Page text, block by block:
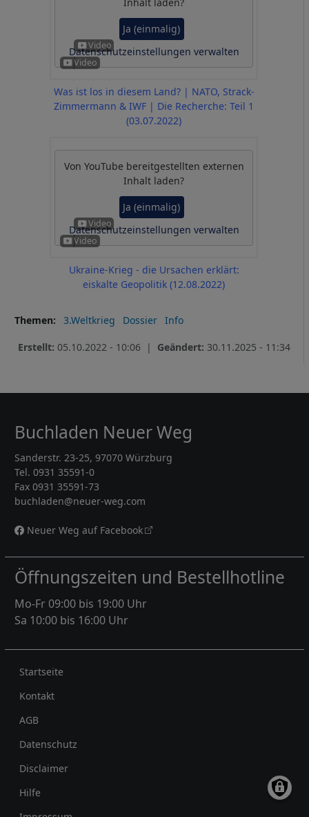
Ja (einmalig)
Datenschutzeinstellungen verwalten
Was ist los in diesem Land? | NATO, Strack-
Zimmermann & IWF | Die Recherche: Teil 1
(03.07.2022)
Von YouTube bereitgestellten externen
Inhalt laden?
Ja (einmalig)
Datenschutzeinstellungen verwalten
Ukraine-Krieg - die Ursachen erklärt:
eiskalte Geopolitik (12.08.2022)
Themen 3.Weltkrieg Dossier Info
Erstellt: 05.10.2022 - 10:06 | Geändert: 30.11.2025 - 11:34
Buchladen Neuer Weg
Sanderstr. 23-25, 97070 Würzburg
Tel. 0931 35591-0
Fax 0931 35591-73
buchladen@neuer-weg.com
Neuer Weg auf Facebook
Öffnungszeiten und Bestellhotline
Mo-Fr 09:00 bis 19:00 Uhr
Sa 10:00 bis 16:00 Uhr
Rechtliches
Startseite
Kontakt
AGB
Datenschutz
Disclaimer
Hilfe